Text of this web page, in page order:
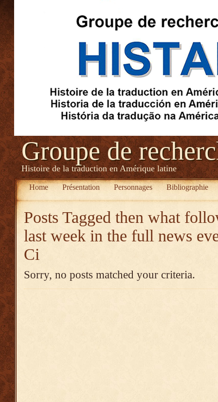
Groupe de
Histoire de la traduction en Amérique latine
Home Présentation Personnages Bibliographie
Posts Tagged then what
last week in the full news
Ci
Sorry, no posts matched your criteria.